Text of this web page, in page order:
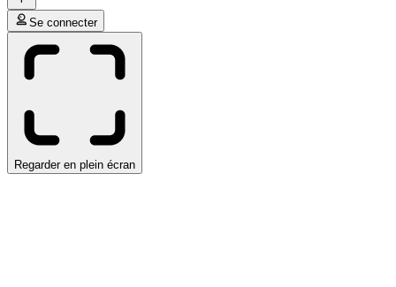
Se connecter
Regarder en plein écran